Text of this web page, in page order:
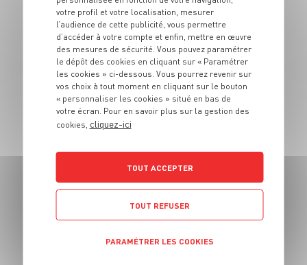
ENTRÉE
Bâtonnets de dinde
croquants au maïs
6 pers. 20 min 10 min
Samoussas au
poulet et aux
votre profil et votre localisation, mesurer
l’audience de cette publicité, vous permettre
d’accéder à votre compte et enfin, mettre en œuvre
des mesures de sécurité. Vous pouvez paramétrer
le dépôt des cookies en cliquant sur « Paramétrer
les cookies » ci-dessous. Vous pourrez revenir sur
vos choix à tout moment en cliquant sur le bouton
« personnaliser les cookies » situé en bas de
votre écran. Pour en savoir plus sur la gestion des
cookies, cliquez-ici
TOUT ACCEPTER
TOUT REFUSER
PARAMÉTRER LES COOKIES